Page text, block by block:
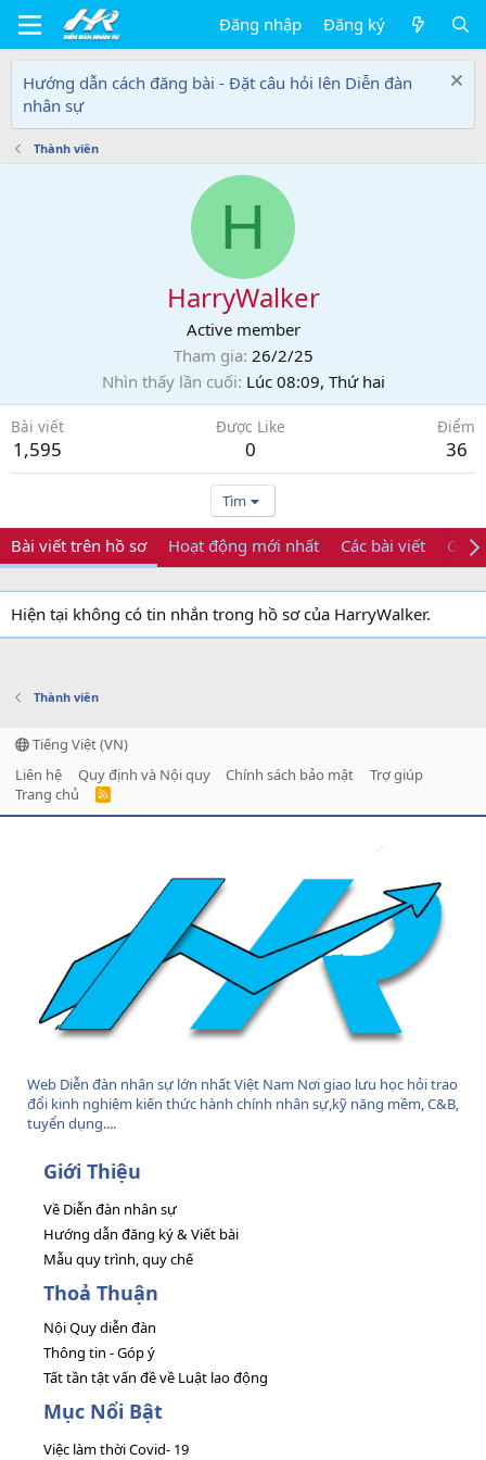
Đăng nhập Đăng ký
Hướng dẫn cách đăng bài - Đặt câu hỏi lên Diễn đàn
nhân sự
Thành viên
H
HarryWalker
Active member
Tham gia 26/2/25
Nhìn thấy lần cuối Lúc 08:09, Thứ hai
Bài viết
1,595
Được Like
0
Điểm
36
Tìm
Bài viết trên hồ sơ Hoạt động mới nhất Các bài viết Giới
Hiện tại không có tin nhắn trong hồ sơ của HarryWalker.
Thành viên
Tiếng Việt (VN)
Liên hệ
Quy định và Nội quy Chính sách bảo mật
Trợ giúp
Trang chủ
R
Web Diễn đàn nhân sự lớn nhất Việt Nam Nơi giao lưu học hỏi trao
đổi kinh nghiệm kiến thức hành chính nhân sự,kỹ năng mềm, C&B,
tuyển dụng....
Giới Thiệu
Về Diễn đàn nhân sự
Hướng dẫn đăng ký & Viết bài
Mẫu quy trình, quy chế
Thoả Thuận
Nội Quy diễn đàn
Thông tin - Góp ý
Tất tần tật vấn đề về Luật lao động
Mục Nổi Bật
Việc làm thời Covid- 19